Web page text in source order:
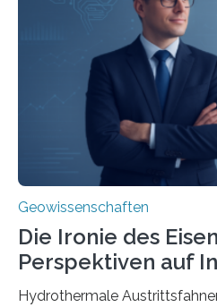
Geowissenschaften
Die Ironie des
Perspektiven auf
Hydrothermale